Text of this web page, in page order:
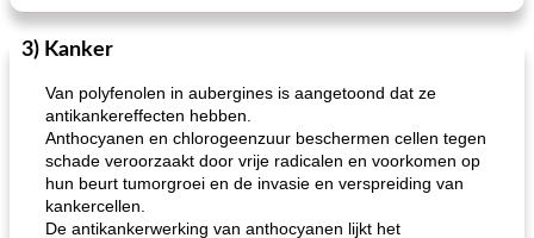
3) Kanker
Van polyfenolen in aubergines is aangetoond dat ze
antikankereffecten hebben.
Anthocyanen en chlorogeenzuur beschermen cellen tegen
schade veroorzaakt door vrije radicalen en voorkomen op
hun beurt tumorgroei en de invasie en verspreiding van
kankercellen.
De antikankerwerking van anthocyanen lijkt het